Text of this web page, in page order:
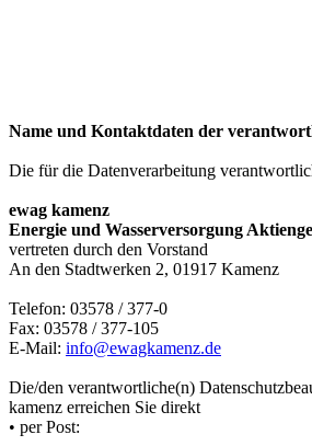
Name und Kontaktdaten der
Die für die Datenverarbeitung
ewag kamenz
Energie und Wasserversorgung
vertreten durch den Vorstand
An den Stadtwerken 2, 01917 Kamenz
Telefon: 03578 / 377-0
Fax: 03578 / 377-105
E-Mail: info@ewagkamenz.de
Die/den verantwortliche(n)
kamenz erreichen Sie direkt
• per Post: